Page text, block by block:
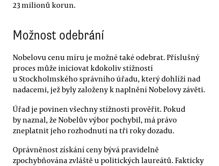
23 milionů korun.
Možnost odebrání
Nobelovu cenu míru je možné také odebrat. Příslušný
proces může iniciovat kdokoliv stížností
u Stockholmského správního úřadu, který dohlíží nad
nadacemi, jež byly založeny k naplnění Nobelovy závěti.
Úřad je povinen všechny stížnosti prověřit. Pokud
by naznal, že Nobelův výbor pochybil, má právo
zneplatnit jeho rozhodnutí na tři roky dozadu.
Oprávněnost získání ceny bývá pravidelně
zpochybňována zvláště u politických laureátů. Fakticky